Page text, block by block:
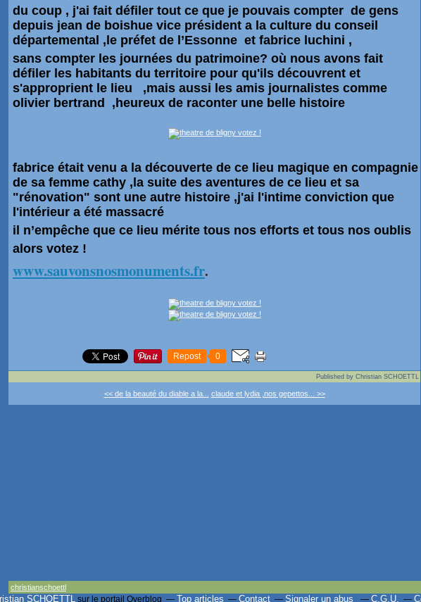
du coup , j'ai fait défiler tout ce que je pouvais compter de gens
depuis jean de boishue vice président a la culture du conseil
départemental ,le préfet de l’Essonne et fabrice luchini ,
sans compter les journées du patrimoine? où nous avons fait
défiler les habitants du territoire pour qu'ils découvrent et
s'approprient le lieu ,mais aussi les amis journalistes comme
olivier bertrand ,heureux de raconter une belle histoire
fabrice était venu a la découverte de ce lieu magique en compagnie
de sa femme cathy ,la suite des aventures de ce lieu et sa
"rénovation" sont une autre histoire ,j'ai l'intime conviction que
l'intérieur a été massacré
il n’empêche que ce lieu mérite tous nos efforts et tous nos oublis
alors votez !
www.sauvonsnosmonuments.fr.
Repost 0
Published by Christian SCHOETTL
<< de la beauté du diable a la... claude et lydia ,nos gepettos... >>
christianschoettl
SCHOETTLsur le portail Overblog Top articles Contact Signaler un abus C.G.U.